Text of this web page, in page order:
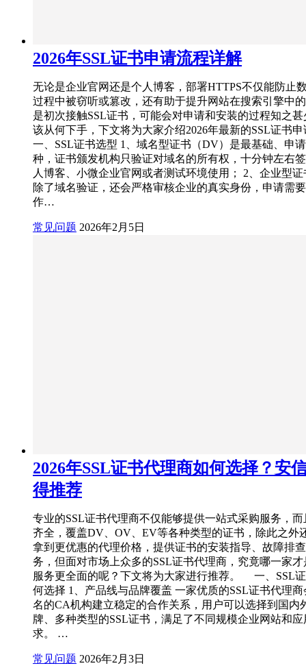
2026年SSL证书申请流程详解
无论是企业官网还是个人博客，部署HTTPS不仅能防止
过程中被窃听或篡改，还有助于提升网站在搜索引擎中
是初次接触SSL证书，可能会对申请和安装的过程知之
该从何下手，下文将为大家介绍2026年最新的SSL证
一、SSL证书选型 1、域名型证书（DV）是最基础、申
种，证书颁发机构只验证对域名的所有权，十分钟左右
人博客、小微企业官网或者测试环境使用； 2、企业型
除了域名验证，还会严格审核企业的真实身份，申请需
作…
常见问题 2026年2月5日
2026年SSL证书代理商如何选择？安
得推荐
专业的SSL证书代理商不仅能够提供一站式采购服务，
齐全，覆盖DV、OV、EV等各种类型的证书，除此之外
拿到更优惠的代理价格，提供证书的安装指导、故障排
务，但面对市场上众多的SSL证书代理商，究竟哪一家
服务更全面的呢？下文将为大家进行推荐。 一、SSL
何选择 1、产品线与品牌覆盖 一家优质的SSL证书代理
名的CA机构建立稳定的合作关系，用户可以选择到国内
牌、多种类型的SSL证书，满足了不同规模企业网站和
求。 …
常见问题 2026年2月3日